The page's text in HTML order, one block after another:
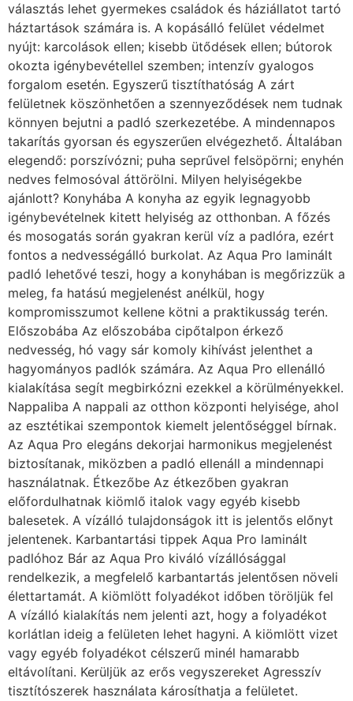
választás lehet gyermekes családok és háziállatot tartó
háztartások számára is. A kopásálló felület védelmet
nyújt: karcolások ellen; kisebb ütődések ellen; bútorok
okozta igénybevétellel szemben; intenzív gyalogos
forgalom esetén. Egyszerű tisztíthatóság A zárt
felületnek köszönhetően a szennyeződések nem tudnak
könnyen bejutni a padló szerkezetébe. A mindennapos
takarítás gyorsan és egyszerűen elvégezhető. Általában
elegendő: porszívózni; puha seprűvel felsöpörni; enyhén
nedves felmosóval áttörölni. Milyen helyiségekbe
ajánlott? Konyhába A konyha az egyik legnagyobb
igénybevételnek kitett helyiség az otthonban. A főzés
és mosogatás során gyakran kerül víz a padlóra, ezért
fontos a nedvességálló burkolat. Az Aqua Pro laminált
padló lehetővé teszi, hogy a konyhában is megőrizzük a
meleg, fa hatású megjelenést anélkül, hogy
kompromisszumot kellene kötni a praktikusság terén.
Előszobába Az előszobába cipőtalpon érkező
nedvesség, hó vagy sár komoly kihívást jelenthet a
hagyományos padlók számára. Az Aqua Pro ellenálló
kialakítása segít megbirkózni ezekkel a körülményekkel.
Nappaliba A nappali az otthon központi helyisége, ahol
az esztétikai szempontok kiemelt jelentőséggel bírnak.
Az Aqua Pro elegáns dekorjai harmonikus megjelenést
biztosítanak, miközben a padló ellenáll a mindennapi
használatnak. Étkezőbe Az étkezőben gyakran
előfordulhatnak kiömlő italok vagy egyéb kisebb
balesetek. A vízálló tulajdonságok itt is jelentős előnyt
jelentenek. Karbantartási tippek Aqua Pro laminált
padlóhoz Bár az Aqua Pro kiváló vízállósággal
rendelkezik, a megfelelő karbantartás jelentősen növeli
élettartamát. A kiömlött folyadékot időben töröljük fel
A vízálló kialakítás nem jelenti azt, hogy a folyadékot
korlátlan ideig a felületen lehet hagyni. A kiömlött vizet
vagy egyéb folyadékot célszerű minél hamarabb
eltávolítani. Kerüljük az erős vegyszereket Agresszív
tisztítószerek használata károsíthatja a felületet.